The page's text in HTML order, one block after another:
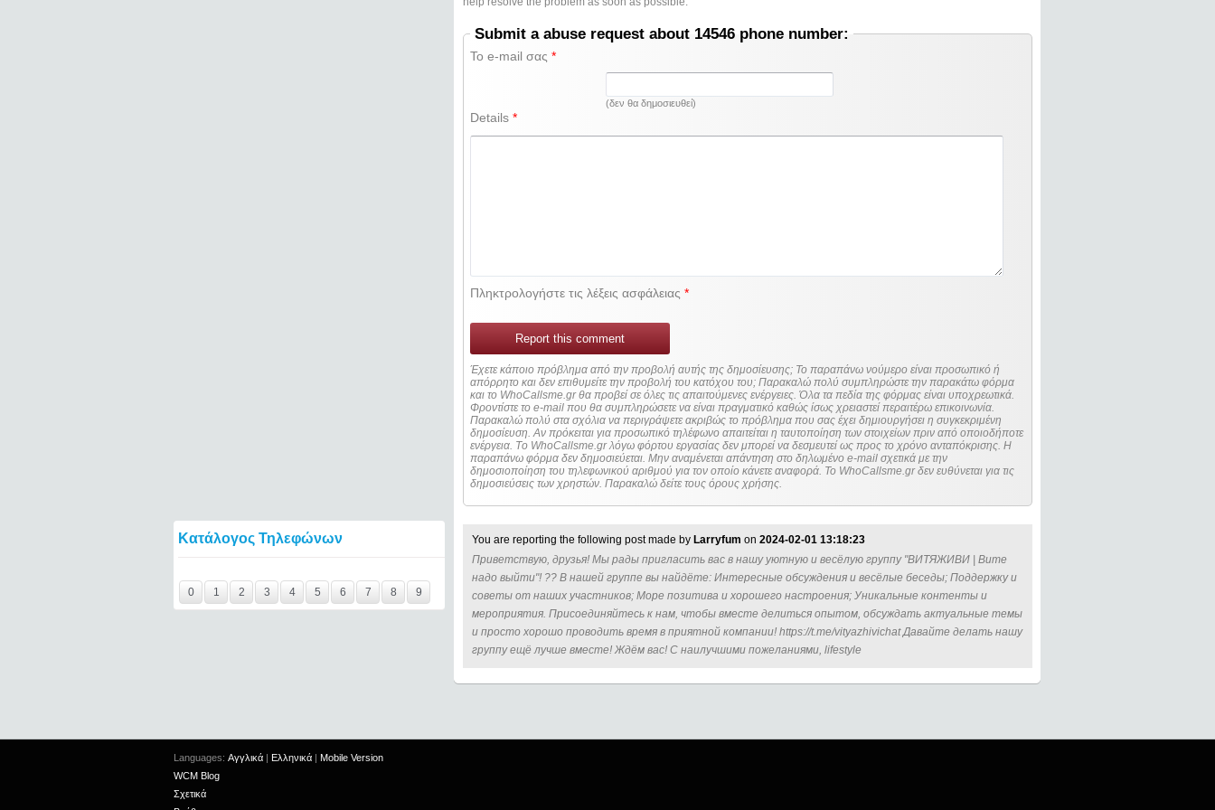
Κατάλογος Τηλεφώνων
0
1 2 3 4 5 6 7 8 9
Submit a abuse request about 14546 phone number:
Το e-mail σας*
(δεν θα δημοσιευθεί)
Details*
Πληκτρολογήστε τις λέξεις ασφάλειας*
Report this comment
Έχετε κάποιο πρόβλημα από την προβολή αυτής της δημοσίευσης; Το παραπάνω νούμερο είναι προσωπικό ή
απόρρητο και δεν επιθυμείτε την προβολή του κατόχου του; Παρακαλώ πολύ συμπληρώστε την παρακάτω φόρμα
και το WhoCallsme.gr θα προβεί σε όλες τις απαιτούμενες ενέργειες. Όλα τα πεδία της φόρμας είναι υποχρεωτικά.
Φροντίστε το e-mail που θα συμπληρώσετε να είναι πραγματικό καθώς ίσως χρειαστεί περαιτέρω επικοινωνία.
Παρακαλώ πολύ στα σχόλια να περιγράψετε ακριβώς το πρόβλημα που σας έχει δημιουργήσει η συγκεκριμένη
δημοσίευση. Αν πρόκειται για προσωπικό τηλέφωνο απαιτείται η ταυτοποίηση των στοιχείων πριν από οποιοδήποτε
ενέργεια. Τo WhoCallsme.gr λόγω φόρτου εργασίας δεν μπορεί να δεσμευτεί ως προς το χρόνο ανταπόκρισης. Η
παραπάνω φόρμα δεν δημοσιεύεται. Μην αναμένεται απάντηση στο δηλωμένο e-mail σχετικά με την
δημοσιοποίηση του τηλεφωνικού αριθμού για τον οποίο κάνετε αναφορά. Το WhoCallsme.gr δεν ευθύνεται για τις
δημοσιεύσεις των χρηστών. Παρακαλώ δείτε τους όρους χρήσης.
You are reporting the following post made by Larryfum on 2024-02-01 13:18:23
Приветствую, друзья! Мы рады пригласить вас в нашу уютную и весёлую группу "ВИТЯЖИВИ | Вите
надо выйти"! ?? В нашей группе вы найдёте: Интересные обсуждения и весёлые беседы; Поддержку и
советы от наших участников; Море позитива и хорошего настроения; Уникальные контенты и
мероприятия. Присоединяйтесь к нам, чтобы вместе делиться опытом, обсуждать актуальные темы
и просто хорошо проводить время в приятной компании! https://t.me/vityazhivichat Давайте делать нашу
группу ещё лучше вместе! Ждём вас! С наилучшими пожеланиями, lifestyle
Languages: Αγγλικά | Ελληνικά | Mobile Version
WCM Blog
Σχετικά